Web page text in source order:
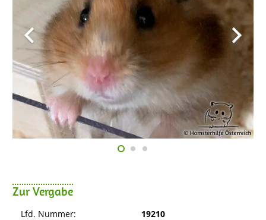
Zur Vergabe
Lfd. Nummer: 19210